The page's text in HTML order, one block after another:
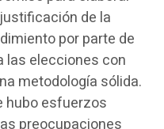
de la
por parte de
las elecciones con
metodología sólida.
hubo esfuerzos